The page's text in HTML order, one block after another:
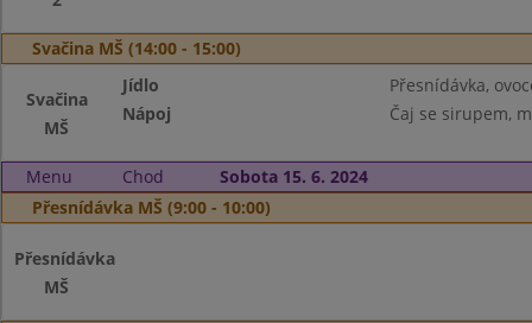
Svačina MŠ (14:00 - 15:00)
Svačina
MŠ
Jídlo
Přesnídávka,
Nápoj
Čaj se sirupem,
Menu Chod
Sobota 15. 6. 2024
Přesnídávka MŠ (9:00 - 10:00)
Přesnídávka
MŠ